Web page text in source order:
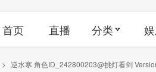
首页 直播 分类
> 逆水寒 角色ID_242800203@挑灯看剑